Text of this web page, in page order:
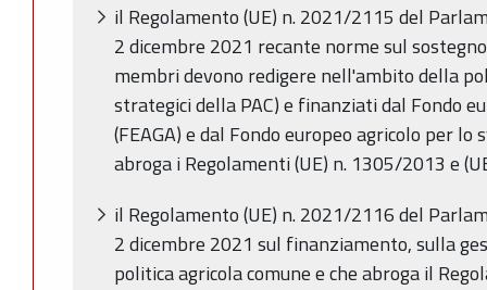
il Regolamento (UE) n. 2021/2115 del
2 dicembre 2021 recante norme sul
membri devono redigere nell'ambito della
strategici della PAC) e finanziati dal Fondo
(FEAGA) e dal Fondo europeo agricolo per lo
abroga i Regolamenti (UE) n. 1305/2013 e
il Regolamento (UE) n. 2021/2116 del
2 dicembre 2021 sul finanziamento, sulla
politica agricola comune e che abroga il